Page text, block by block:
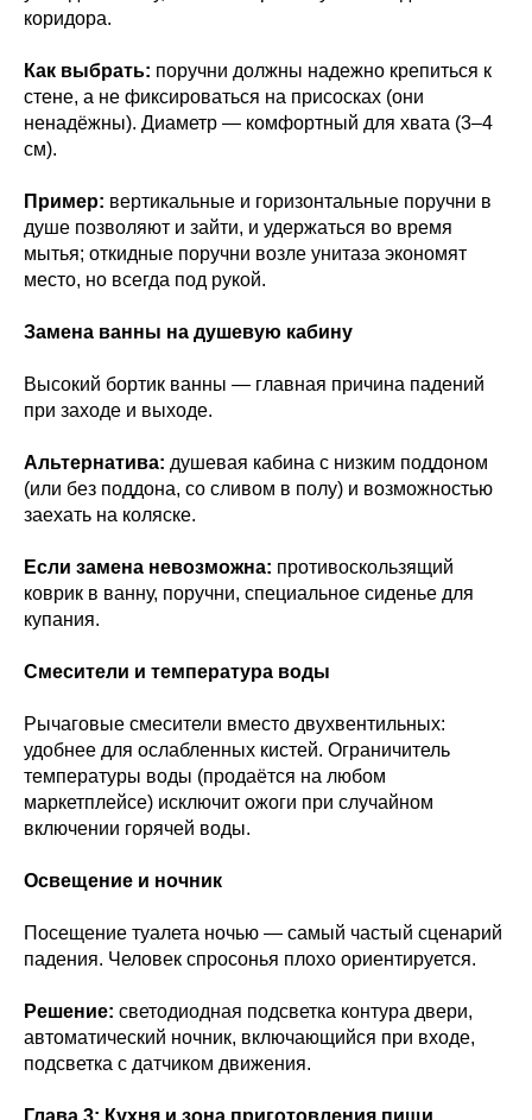
коридора.
Как выбрать: поручни должны надежно крепиться к
стене, а не фиксироваться на присосках (они
ненадёжны). Диаметр — комфортный для хвата (3–4
см).
Пример: вертикальные и горизонтальные поручни в
душе позволяют и зайти, и удержаться во время
мытья; откидные поручни возле унитаза экономят
место, но всегда под рукой.
Замена ванны на душевую кабину
Высокий бортик ванны — главная причина падений
при заходе и выходе.
Альтернатива: душевая кабина с низким поддоном
(или без поддона, со сливом в полу) и возможностью
заехать на коляске.
Если замена невозможна: противоскользящий
коврик в ванну, поручни, специальное сиденье для
купания.
Смесители и температура воды
Рычаговые смесители вместо двухвентильных:
удобнее для ослабленных кистей. Ограничитель
температуры воды (продаётся на любом
маркетплейсе) исключит ожоги при случайном
включении горячей воды.
Освещение и ночник
Посещение туалета ночью — самый частый сценарий
падения. Человек спросонья плохо ориентируется.
Решение: светодиодная подсветка контура двери,
автоматический ночник, включающийся при входе,
подсветка с датчиком движения.
Глава 3: Кухня и зона приготовления пищи